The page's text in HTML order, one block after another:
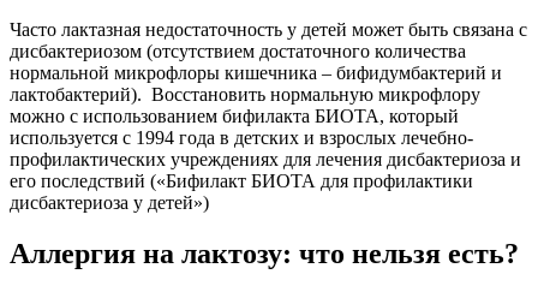
Часто лактазная недостаточность у детей может быть связана с
дисбактериозом (отсутствием достаточного количества
нормальной микрофлоры кишечника – бифидумбактерий и
лактобактерий). Восстановить нормальную микрофлору
можно с использованием бифилакта БИОТА, который
используется с 1994 года в детских и взрослых лечебно-
профилактических учреждениях для лечения дисбактериоза и
его последствий («Бифилакт БИОТА для профилактики
дисбактериоза у детей»)
Аллергия на лактозу: что нельзя есть?